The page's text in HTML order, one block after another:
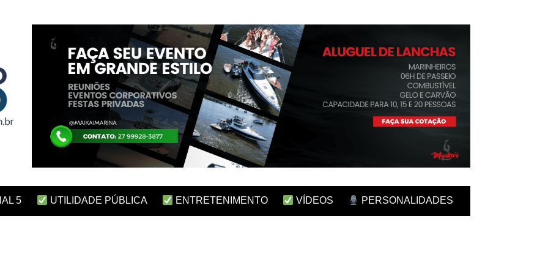
5 UTILIDADE PÚBLICA ENTRETENIMENTO VÍDEOS PERSONALIDADES